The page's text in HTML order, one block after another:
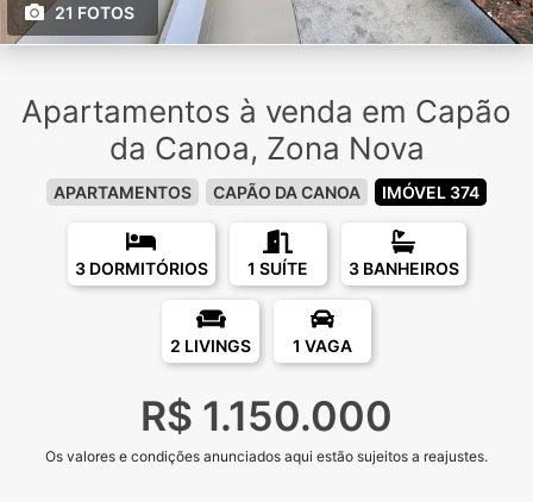
21 FOTOS
Apartamentos à venda em Capão
da Canoa, Zona Nova
APARTAMENTOS CAPÃO DA CANOA IMÓVEL 374
3 DORMITÓRIOS 1 SUÍTE 3 BANHEIROS
2 LIVINGS 1 VAGA
R$ 1.150.000
Os valores e condições anunciados aqui estão sujeitos a reajustes.